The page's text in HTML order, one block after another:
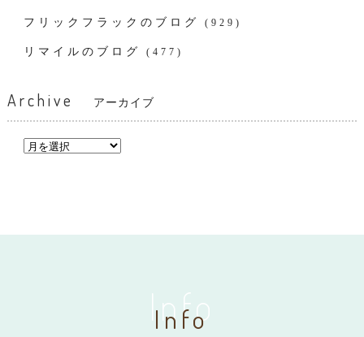
フリックフラックのブログ (929)
リマイルのブログ (477)
Archive アーカイブ
Info
Info